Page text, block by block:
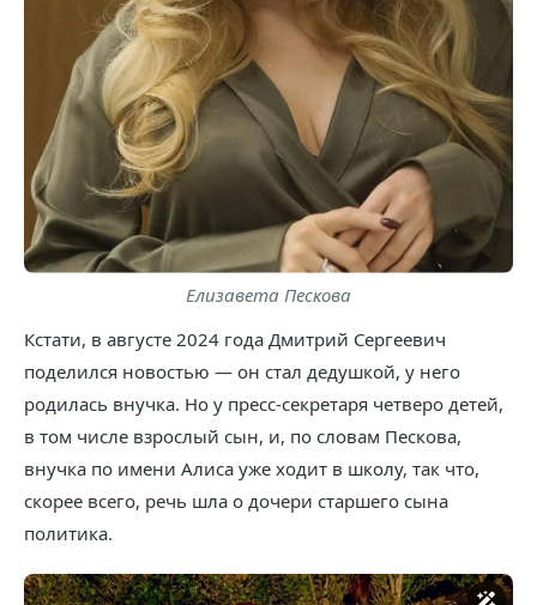
Елизавета Пескова
Кстати, в августе 2024 года Дмитрий Сергеевич
поделился новостью — он стал дедушкой, у него
родилась внучка. Но у пресс-секретаря четверо детей,
в том числе взрослый сын, и, по словам Пескова,
внучка по имени Алиса уже ходит в школу, так что,
скорее всего, речь шла о дочери старшего сына
политика.